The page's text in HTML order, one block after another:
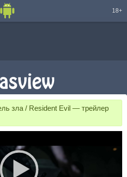
18+
зла / Resident Evil — трейлер